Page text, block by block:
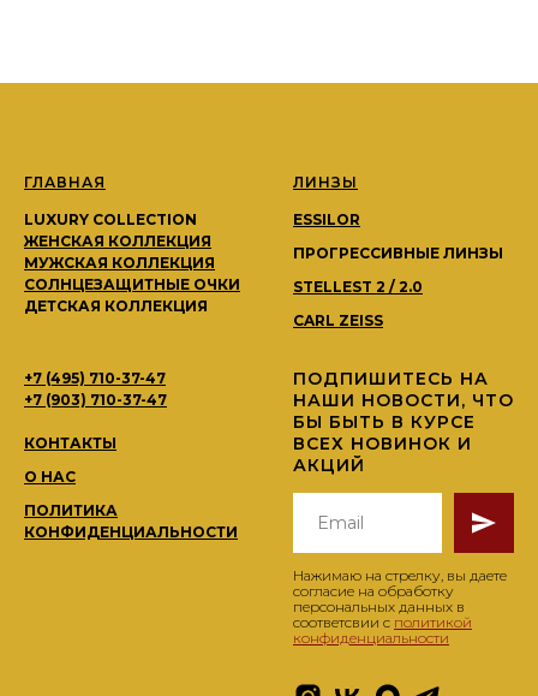
ГЛАВНАЯ
LUXURY COLLECTION
ЖЕНСКАЯ КОЛЛЕКЦИЯ
МУЖСКАЯ КОЛЛЕКЦИЯ
СОЛНЦЕЗАЩИТНЫЕ ОЧКИ
ДЕТСКАЯ КОЛЛЕКЦИЯ
ЛИНЗЫ
ESSILOR
ПРОГРЕССИВНЫЕ ЛИНЗЫ
STELLEST 2 / 2.0
CARL ZEISS
+7 (495) 710-37-47
+7 (903) 710-37-47
КОНТАКТЫ
О НАС
ПОЛИТИКА
КОНФИДЕНЦИАЛЬНОСТИ
ПОДПИШИТЕСЬ НА
НАШИ НОВОСТИ, ЧТО
БЫ БЫТЬ В КУРСЕ
ВСЕХ НОВИНОК И
АКЦИЙ
Нажимаю на стрелку, вы даете
согласие на обработку
персональных данных в
соответсвии с политикой
конфиденциальности